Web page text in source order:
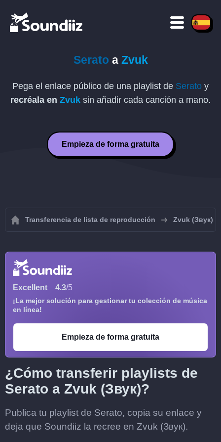
Serato a Zvuk
Pega el enlace público de una playlist de Serato y
recréala en Zvuk sin añadir cada canción a mano.
Empieza de forma gratuita
Transferencia de lista de reproducción Zvuk (Звук)
Excellent 4.3/5
¡La mejor solución para gestionar tu colección de música
en línea!
Empieza de forma gratuita
¿Cómo transferir playlists de
Serato a Zvuk (Звук)?
Publica tu playlist de Serato, copia su enlace y
deja que Soundiiz la recree en Zvuk (Звук).